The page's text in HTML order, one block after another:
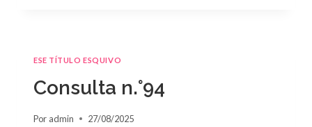
ESE TÍTULO ESQUIVO
Consulta n.°94
Por admin 27/08/2025